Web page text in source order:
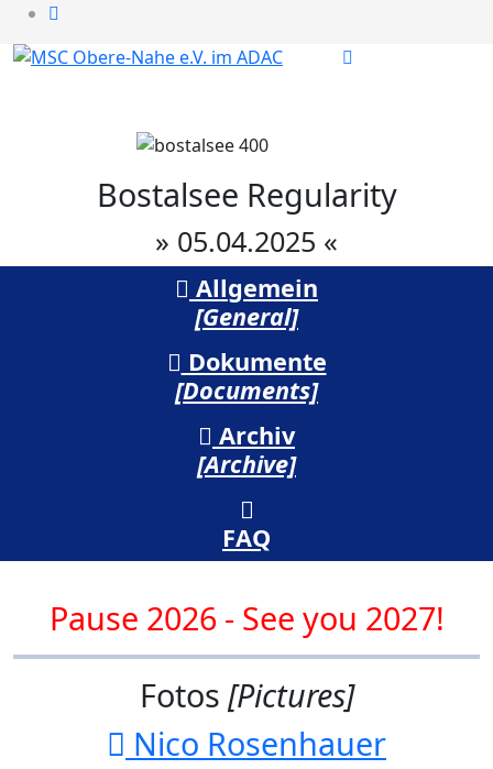
Bostalsee Regularity
» 05.04.2025 «
Allgemein
[General]
Dokumente
[Documents]
Archiv
[Archive]
FAQ
Pause 2026 - See you 2027!
Fotos [Pictures]
Nico Rosenhauer